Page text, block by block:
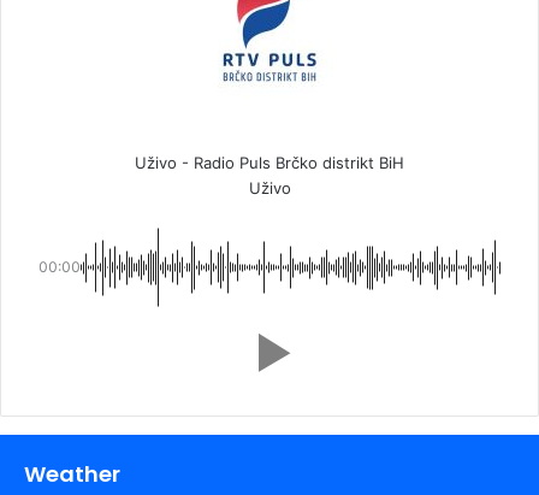
Uživo - Radio Puls Brčko distrikt BiH
Uživo
00:00
Weather